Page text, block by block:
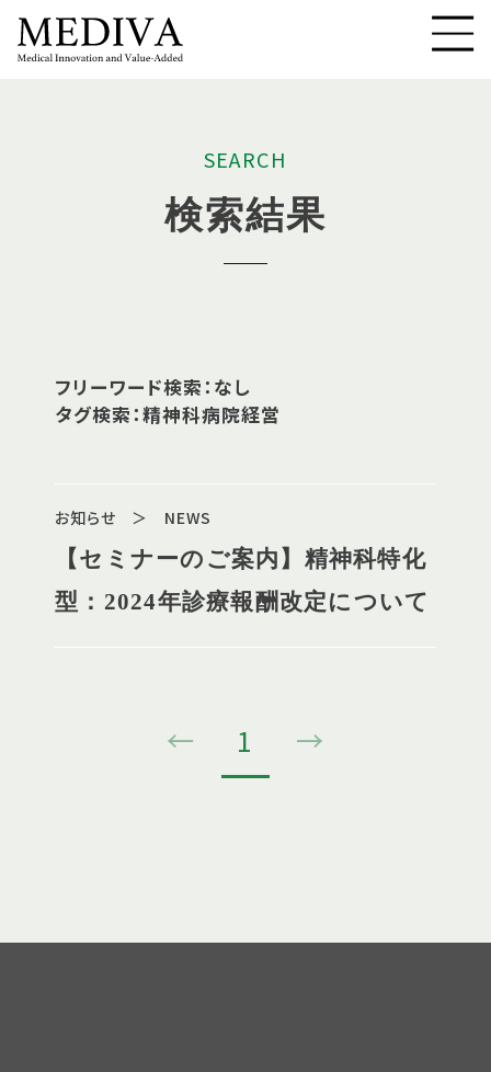
SEARCH
検索結果
フリーワード検索：なし
タグ検索：精神科病院経営
お知らせ ＞ NEWS
【セミナーのご案内】精神科特化
型：2024年診療報酬改定について
← 1 →